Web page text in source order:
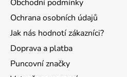
Obchodní podmínky
Ochrana osobních údajů
Jak nás hodnotí zákazníci?
Doprava a platba
Puncovní značky